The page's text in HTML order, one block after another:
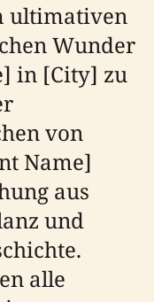
ultimativen
Wunder
in [City] zu
von
Name]
aus
und
alle